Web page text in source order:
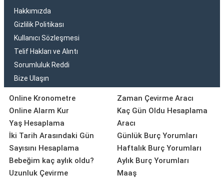
Hakkımızda
Gizlilik Politikası
Kullanıcı Sözleşmesi
Telif Hakları ve Alıntı
Sorumluluk Reddi
Bize Ulaşın
Online Kronometre
Online Alarm Kur
Yaş Hesaplama
İki Tarih Arasındaki Gün
Sayısını Hesaplama
Bebeğim kaç aylık oldu?
Uzunluk Çevirme
Zaman Çevirme Aracı
Kaç Gün Oldu Hesaplama
Aracı
Günlük Burç Yorumları
Haftalık Burç Yorumları
Aylık Burç Yorumları
Maaş